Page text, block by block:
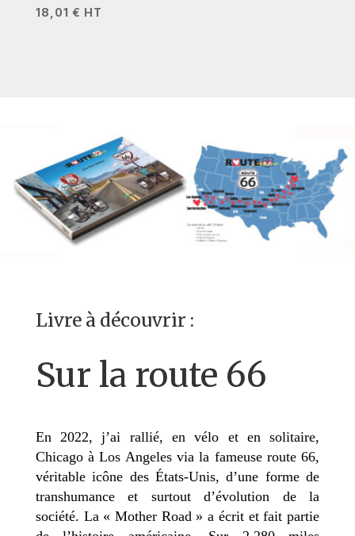
18,01 € HT
Livre à découvrir :
Sur la route 66
En 2022, j’ai rallié, en vélo et en solitaire,
Chicago à Los Angeles via la fameuse route 66,
véritable icône des États-Unis, d’une forme de
transhumance et surtout d’évolution de la
société. La « Mother Road » a écrit et fait partie